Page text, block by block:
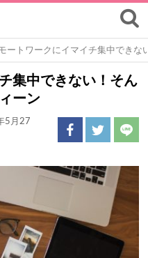
ートワークにイマイチ集中でき
集中できない！そん
ーン
5月27